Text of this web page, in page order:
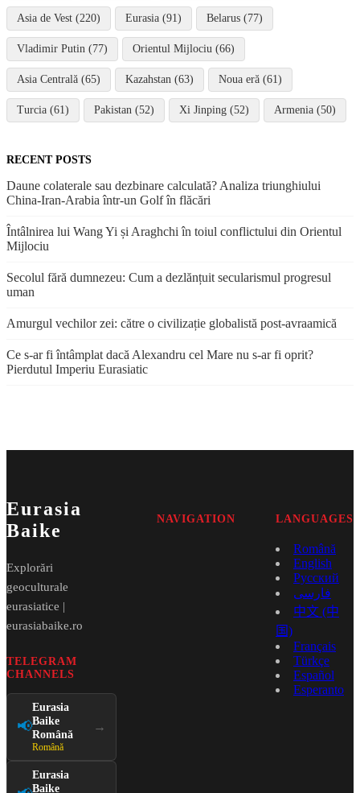
Asia de Vest (220) Eurasia (91) Belarus (77)
Vladimir Putin (77) Orientul Mijlociu (66)
Asia Centrală (65) Kazahstan (63) Noua eră (61)
Turcia (61) Pakistan (52) Xi Jinping (52) Armenia (50)
RECENT POSTS
Daune colaterale sau dezbinare calculată? Analiza triunghiului
China-Iran-Arabia într-un Golf în flăcări
Întâlnirea lui Wang Yi și Araghchi în toiul conflictului din Orientul
Mijlociu
Secolul fără dumnezeu: Cum a dezlănțuit secularismul progresul
uman
Amurgul vechilor zei: către o civilizație globalistă post-avraamică
Ce s-ar fi întâmplat dacă Alexandru cel Mare nu s-ar fi oprit?
Pierdutul Imperiu Eurasiatic
Eurasia
Baike
Explorări
geoculturale
eurasiatice |
eurasiabaike.ro
TELEGRAM
CHANNELS
📢
Eurasia
Baike
Română
Română
→
Eurasia
Baike
NAVIGATION LANGUAGES
Română
English
Русский
فارسی
中文 (中
国)
Français
Türkçe
Español
Esperanto